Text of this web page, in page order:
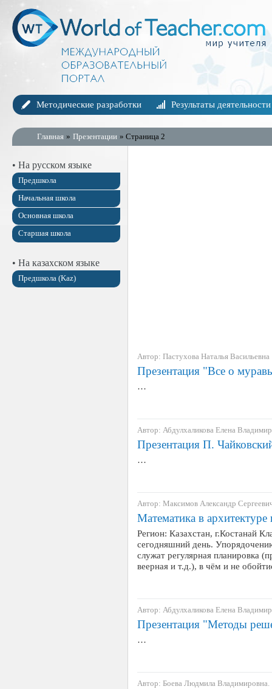
Методические разработки Результаты деятельности
Главная » Презентации » Страница 2
• На русском языке
Предшкола
Начальная школа
Основная школа
Старшая школа
• На казахском языке
Предшкола (Kaz)
Автор: Пастухова Наталья Васильевна
Презентация "Все о
…
Автор: Абдулхаликова Елена
Презентация П.
…
Автор: Максимов Александр
Математика в
Регион: Казахстан, г.Костанай
сегодняшний день.
служат регулярная планировка
веерная и т.д.), в чём и не
Автор: Абдулхаликова Елена
Презентация "Методы
…
Автор: Боева Людмила Владимировна.